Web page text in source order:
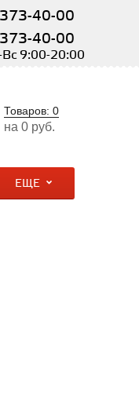
373-40-00
373-40-00
9:00-20:00
Товаров: 0
на 0 руб.
ЕЩЕ